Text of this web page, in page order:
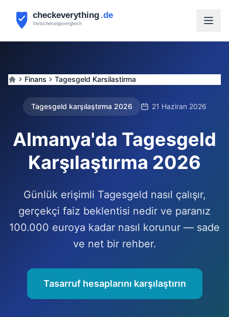
Finans Tagesgeld Karsilastirma
Tagesgeld karşılaştırma 2026 21 Haziran 2026
Almanya'da Tagesgeld
Karşılaştırma 2026
Günlük erişimli Tagesgeld nasıl çalışır,
gerçekçi faiz beklentisi nedir ve paranız
100.000 euroya kadar nasıl korunur — sade
ve net bir rehber.
Tasarruf hesaplarını karşılaştırın